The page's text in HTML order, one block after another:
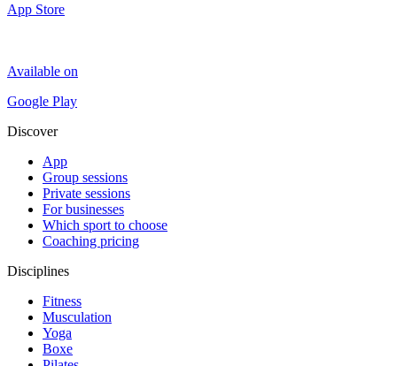
App Store
Available on
Google Play
Discover
App
Group sessions
Private sessions
For businesses
Which sport to choose
Coaching pricing
Disciplines
Fitness
Musculation
Yoga
Boxe